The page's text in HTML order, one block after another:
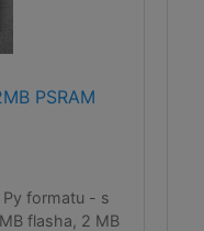
PSRAM
Py formatu - s
flasha, 2 MB